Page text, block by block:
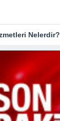
Nelerdir?